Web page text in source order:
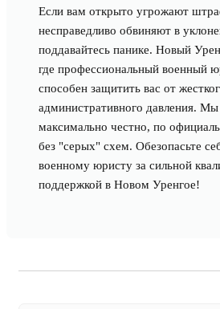
Если вам открыто угрожают
несправедливо обвиняют в
поддавайтесь панике. Новый
где профессиональный военный
способен защитить вас от
административного давления.
максимально честно, по
без "серых" схем. Обезопасьте
военному юристу за сильной
поддержкой в Новом Уренгое!